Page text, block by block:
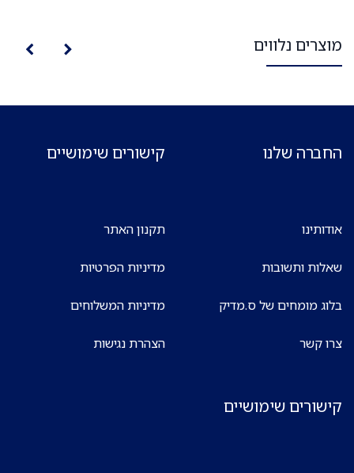
מוצרים נלווים
החברה שלנו
אודותינו
שאלות ותשובות
בלוג מומחים של ס.מדיק
צרו קשר
קישורים שימושיים
תקנון האתר
מדיניות הפרטיות
מדיניות המשלוחים
הצהרת נגישות
קישורים שימושיים